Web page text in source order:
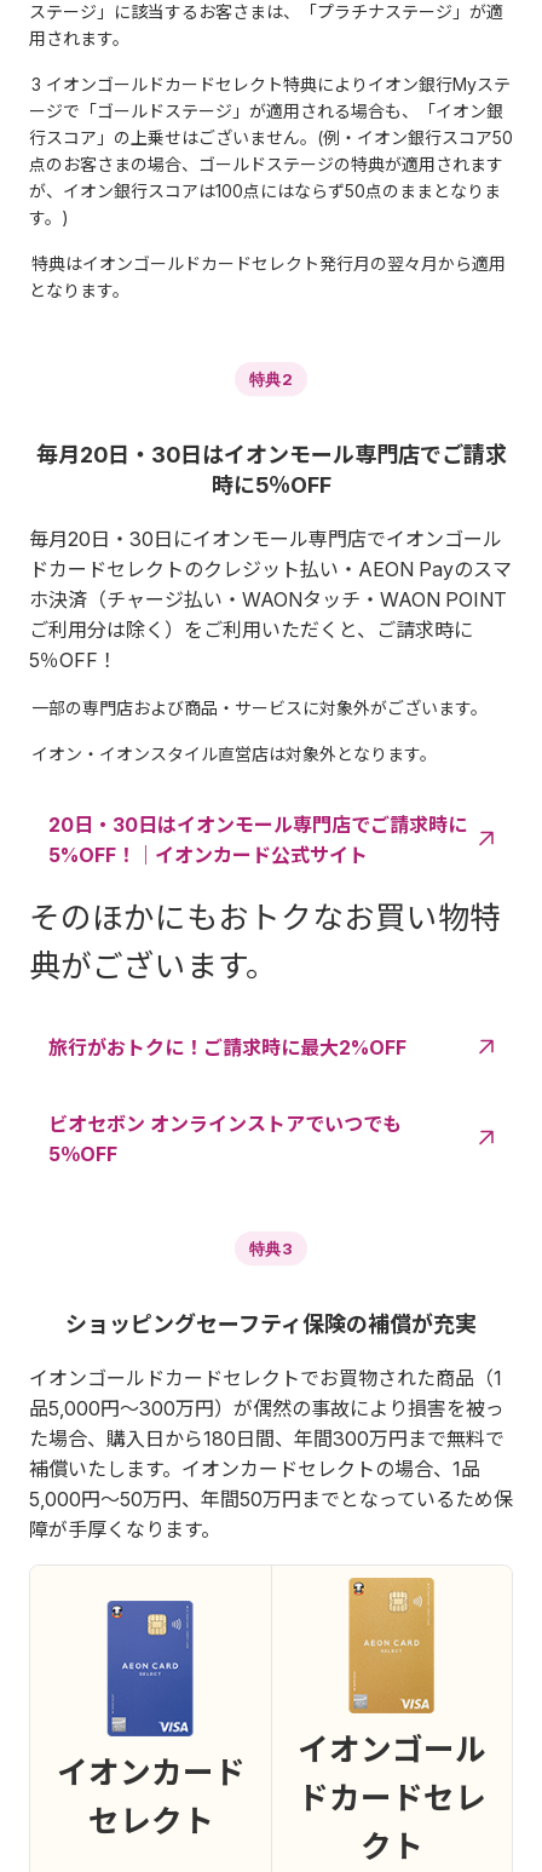
ステージ」に該当するお客さまは、「プラチナステージ」が適
用されます。
3 イオンゴールドカードセレクト特典によりイオン銀行Myステ
ージで「ゴールドステージ」が適用される場合も、「イオン銀
行スコア」の上乗せはございません。(例・イオン銀行スコア50
点のお客さまの場合、ゴールドステージの特典が適用されます
が、イオン銀行スコアは100点にはならず50点のままとなりま
す。)
特典はイオンゴールドカードセレクト発行月の翌々月から適用
となります。
特典2
毎月20日・30日はイオンモール専門店でご請求
時に5％OFF
毎月20日・30日にイオンモール専門店でイオンゴール
ドカードセレクトのクレジット払い・AEON Payのスマ
ホ決済（チャージ払い・WAONタッチ・WAON POINT
ご利用分は除く）をご利用いただくと、ご請求時に
5％OFF！
一部の専門店および商品・サービスに対象外がございます。
イオン・イオンスタイル直営店は対象外となります。
20日・30日はイオンモール専門店でご請求時に
5%OFF！｜イオンカード公式サイト
そのほかにもおトクなお買い物特
典がございます。
旅行がおトクに！ご請求時に最大2%OFF
ビオセボン オンラインストアでいつでも
5％OFF
特典3
ショッピングセーフティ保険の補償が充実
イオンゴールドカードセレクトでお買物された商品（1
品5,000円～300万円）が偶然の事故により損害を被っ
た場合、購入日から180日間、年間300万円まで無料で
補償いたします。イオンカードセレクトの場合、1品
5,000円～50万円、年間50万円までとなっているため保
障が手厚くなります。
イオンカード
セレクト
イオンゴール
ドカードセレ
クト